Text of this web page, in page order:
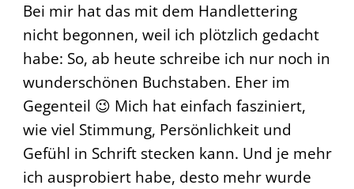
Bei mir hat das mit dem Handlettering
nicht begonnen, weil ich plötzlich gedacht
habe: So, ab heute schreibe ich nur noch in
wunderschönen Buchstaben. Eher im
Gegenteil 😉 Mich hat einfach fasziniert,
wie viel Stimmung, Persönlichkeit und
Gefühl in Schrift stecken kann. Und je mehr
ich ausprobiert habe, desto mehr wurde